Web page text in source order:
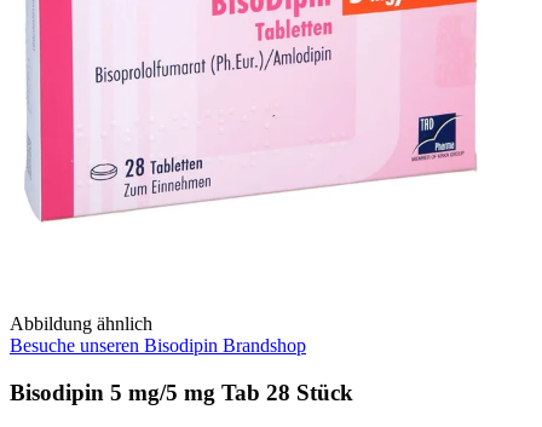
Abbildung ähnlich
Besuche unseren Bisodipin Brandshop
Bisodipin 5 mg/5 mg Tab 28 Stück